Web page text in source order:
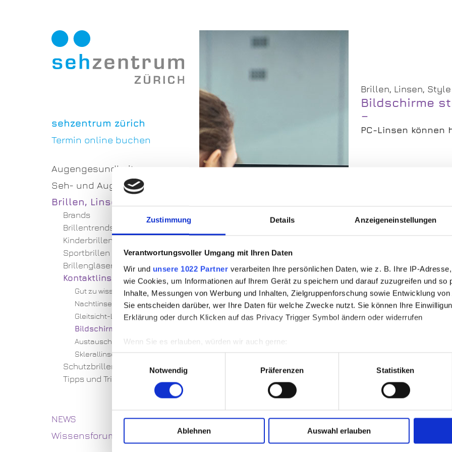
Zustimmung Details Anzeigeneinstellungen
Verantwortungsvoller Umgang mit Ihren Daten
Wir und unsere 1022 Partner verarbeiten Ihre persönlichen Daten, wie z. B. Ihre IP-
wie Cookies, um Informationen auf Ihrem Gerät zu speichern und darauf zuzugreifen und so
Inhalte, Messungen von Werbung und Inhalten, Zielgruppenforschung sowie Entwicklung
Sie entscheiden darüber, wer Ihre Daten für welche Zwecke nutzt. Sie können Ihre
Erklärung oder durch Klicken auf das Privacy Trigger Symbol ändern oder widerrufen
Wenn Sie es erlauben, würden wir auch gerne:
Informationen über Ihre geografische Lage erfassen, welche bis auf einige Meter genau
Ihr Gerät durch aktives Scannen nach bestimmten Merkmalen (Fingerprinting)
Erfahren Sie mehr darüber, wie Ihre persönlichen Daten verarbeitet werden, und legen Sie
Einzelheitenfest.
Wir verwenden Cookies, um Inhalte und Anzeigen zu personalisieren, Funktionen für soziale
und die Zugriffe auf unsere Website zu analysieren. Außerdem geben wir Informationen zu
Website an unsere Partner für soziale Medien, Werbung und Analysen weiter. Unsere
Einwilligungsauswahl
Notwendig
Präferenzen Statistiken
Ablehnen Auswahl erlauben
sehzentrum zürich
Termin online buchen
Augengesundheit
Seh- und Augentraining
Brillen, Linsen und Style
Brands
Brillentrends
Kinderbrillen
Sportbrillen
Brillengläser
Kontaktlinsen
Gut zu wissen
Nachtlinsen
Gleitsicht-Linsen
Bildschirmlinsen
Austausch-Kontaktlinsen
Sklerallinsen
Schutzbrillen
Tipps und Tricks
NEWS
Wissensforum
Brillen, Linsen,
Bildschirme
PC-Linsen können
Ob PC, Tablet
arbeitet, kennt
Augen. Innovative
Wellness-
beeinträchtigen
zirka fünf Mal
Abstrahlung blauer
Augenmüdigkeit
Augen sind die
ultraglatten und
Ihre Augen mit
Jetzt einen
044 280